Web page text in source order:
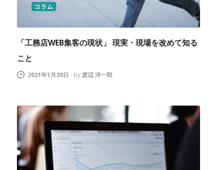
コラム
「工務店WEB集客の現状」 現実・現場を改めて知る
こと
2021年1月30日 - by渡辺 洋一郎